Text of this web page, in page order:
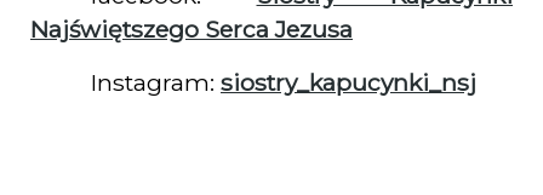
Najświętszego Serca Jezusa
Instagram: siostry_kapucynki_nsj